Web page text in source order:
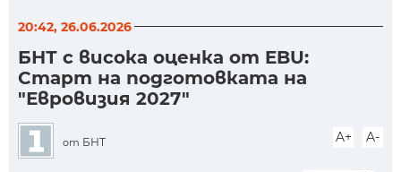
20:42, 26.06.2026
БНТ с висока оценка от EBU:
Старт на подготовката на
"Евровизия 2027"
от БНТ A+ A-